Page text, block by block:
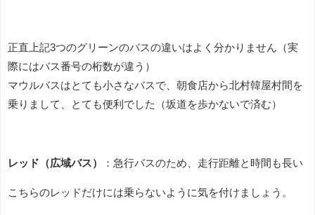
正直上記3つのグリーンのバスの違いはよく分かりません（実
際にはバス番号の桁数が違う）
マウルバスはとても小さなバスで、朝食店から北村韓屋村間を
乗りまして、とても便利でした（坂道を歩かないで済む）
レッド（広域バス） ：急行バスのため、走行距離と時間も長い
こちらのレッドだけには乗らないように気を付けましょう。